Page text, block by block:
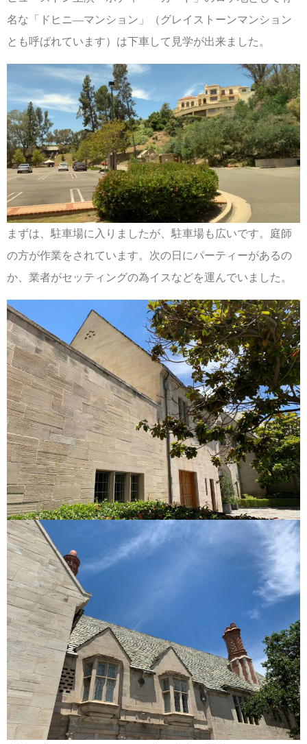
名な「ドヒニ―マンション」（グレイストーンマンション
とも呼ばれています）は下車して見学が出来ました。
まずは、駐車場に入りましたが、駐車場も広いです。庭師
の方が作業をされています。次の日にパーティーがあるの
か、業者がセッティングの為イスなどを運んでいました。